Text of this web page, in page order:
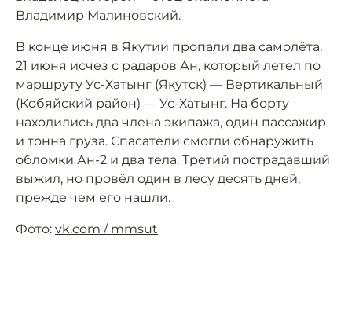
Владимир Малиновский.
В конце июня в Якутии пропали два самолёта.
21 июня исчез с радаров Ан, который летел по
маршруту Ус-Хатынг (Якутск) — Вертикальный
(Кобяйский район) — Ус-Хатынг. На борту
находились два члена экипажа, один пассажир
и тонна груза. Спасатели смогли обнаружить
обломки Ан-2 и два тела. Третий пострадавший
выжил, но провёл один в лесу десять дней,
прежде чем его нашли.
Фото: vk.com / mmsut